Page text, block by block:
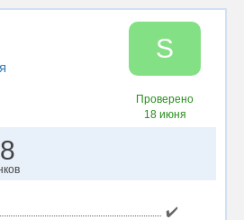
S
Проверено
18 июня
✔️